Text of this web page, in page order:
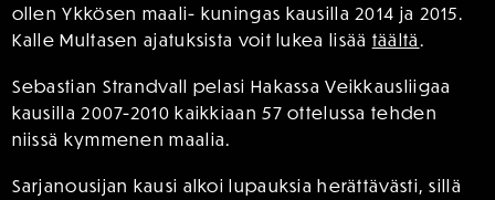
ollen Ykkösen maali- kuningas kausilla 2014 ja 2015.
Kalle Multasen ajatuksista voit lukea lisää täältä .
Sebastian Strandvall pelasi Hakassa Veikkausliigaa
kausilla 2007-2010 kaikkiaan 57 ottelussa tehden
niissä kymmenen maalia.
Sarjanousijan kausi alkoi lupauksia herättävästi, sillä